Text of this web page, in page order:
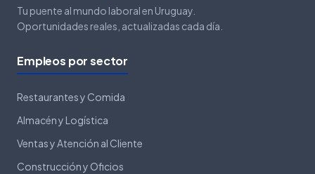
Tu puente al mundo laboral en Uruguay.
Oportunidades reales, actualizadas cada día.
Empleos por sector
Restaurantes y Comida
Almacén y Logística
Ventas y Atención al Cliente
Construcción y Oficios